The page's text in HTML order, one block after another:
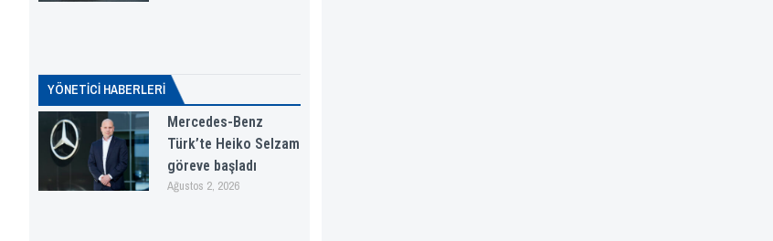
YÖNETICI HABERLERI
Mercedes-Benz
Türk’te Heiko Selzam
göreve başladı
Ağustos 2, 2026